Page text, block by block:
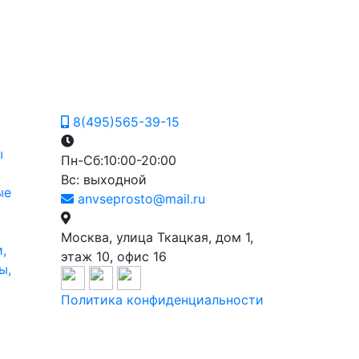
8(495)565-39-15
Пн-Сб:10:00-20:00
Вс: выходной
anvseprosto@mail.ru
Москва, улица Ткацкая, дом 1,
этаж 10, офис 16
Политика конфиденциальности